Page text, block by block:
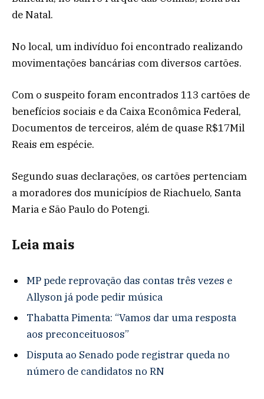
de Natal.
No local, um indivíduo foi encontrado realizando
movimentações bancárias com diversos cartões.
Com o suspeito foram encontrados 113 cartões de
benefícios sociais e da Caixa Econômica Federal,
Documentos de terceiros, além de quase R$17Mil
Reais em espécie.
Segundo suas declarações, os cartões pertenciam
a moradores dos municípios de Riachuelo, Santa
Maria e São Paulo do Potengi.
Leia mais
MP pede reprovação das contas três vezes e
Allyson já pode pedir música
Thabatta Pimenta: “Vamos dar uma resposta
aos preconceituosos”
Disputa ao Senado pode registrar queda no
número de candidatos no RN